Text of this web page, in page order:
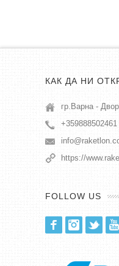
КАК ДА НИ
гр.Варна -
https://
FOLLOW US
FacebookInstagram